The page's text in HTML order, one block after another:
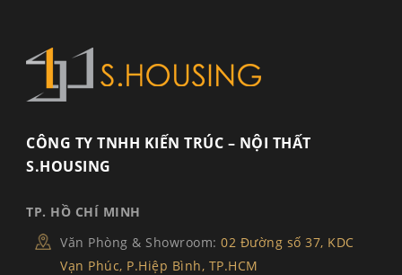
CÔNG TY TNHH KIẾN TRÚC – NỘI THẤT
S.HOUSING
TP. HỒ CHÍ MINH
Văn Phòng & Showroom: 02 Đường số 37, KDC
Vạn Phúc, P.Hiệp Bình, TP.HCM